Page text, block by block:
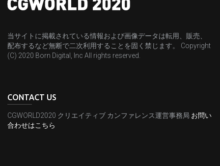
当サイトに掲載されている情報および画像データは転用、販売、
配布するなど無断で二次利用することを固く禁じます。 Copyright
(C) 2020 Born Digital, Inc All rights reserved.
CONTACT US
CGWORLD2020 クリエイティブ カンファレンス運営事務局 お問い
合わせはこちら